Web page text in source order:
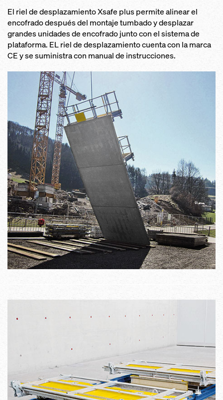
El riel de desplazamiento Xsafe plus permite alinear el
encofrado después del montaje tumbado y desplazar
grandes unidades de encofrado junto con el sistema de
plataforma. EL riel de desplazamiento cuenta con la marca
CE y se suministra con manual de instrucciones.